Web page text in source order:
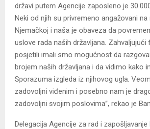
državi putem Agencije zaposleno je
Neki od njih su privremeno angažovani na
Njemačkoj i naša je obaveza da
uslove rada naših državljana. Zahvaljujući
posjetili imali smo mogućnost da
brojem naših državljana i da vidimo kako
Sporazuma izgleda iz njihovog ugla.
zadovoljni viđenim i posebno nam je
zadovoljni svojim poslovima”, rekao je
Delegacija Agencije za rad i zapošljavanje